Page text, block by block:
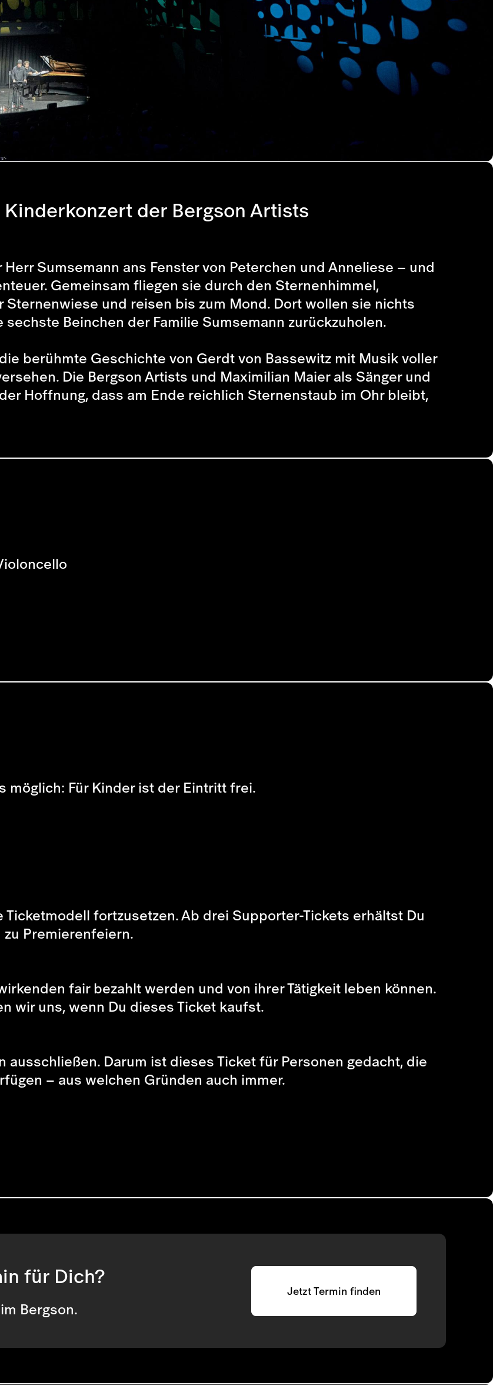
der Bergson Artists
Sumsemann ans Fenster von Peterchen und Anneliese – und
Gemeinsam fliegen sie durch den Sternenhimmel,
und reisen bis zum Mond. Dort wollen sie nichts
Beinchen der Familie Sumsemann zurückzuholen.
berühmte Geschichte von Gerdt von Bassewitz mit Musik voller
Die Bergson Artists und Maximilian Maier als Sänger und
Hoffnung, dass am Ende reichlich Sternenstaub im Ohr bleibt,
möglich: Für Kinder ist der Eintritt frei.
fortzusetzen. Ab drei Supporter-Tickets erhältst Du
Premierenfeiern.
fair bezahlt werden und von ihrer Tätigkeit leben können.
wir uns, wenn Du dieses Ticket kaufst.
ausschließen. Darum ist dieses Ticket für Personen gedacht, die
– aus welchen Gründen auch immer.
für Dich?
Bergson.
Jetzt Termin finden